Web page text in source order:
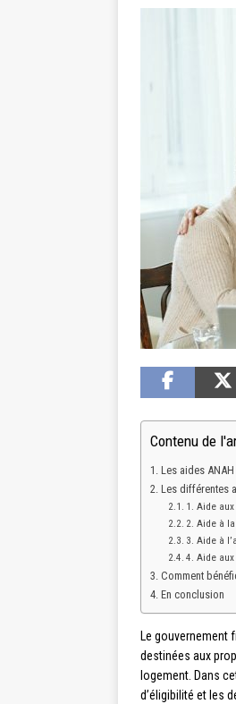
Contenu de
Les aides
Les différentes
1. Aide
2. Aide à
3. Aide à
4. Aide
Comment
En conclusion
Le gouvernement
destinées aux
logement. Dans
d’éligibilité et les